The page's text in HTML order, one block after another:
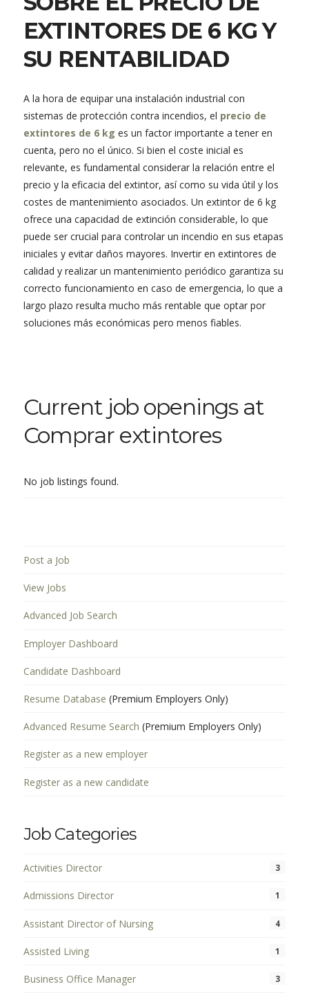
EXTINTORES DE 6 KG Y
SU RENTABILIDAD
A la hora de equipar una instalación industrial con
sistemas de protección contra incendios, el precio de
extintores de 6 kg es un factor importante a tener en
cuenta, pero no el único. Si bien el coste inicial es
relevante, es fundamental considerar la relación entre el
precio y la eficacia del extintor, así como su vida útil y los
costes de mantenimiento asociados. Un extintor de 6 kg
ofrece una capacidad de extinción considerable, lo que
puede ser crucial para controlar un incendio en sus etapas
iniciales y evitar daños mayores. Invertir en extintores de
calidad y realizar un mantenimiento periódico garantiza su
correcto funcionamiento en caso de emergencia, lo que a
largo plazo resulta mucho más rentable que optar por
soluciones más económicas pero menos fiables.
Current job openings at
Comprar extintores
No job listings found.
Post a Job
View Jobs
Advanced Job Search
Employer Dashboard
Candidate Dashboard
Resume Database (Premium Employers Only)
Advanced Resume Search (Premium Employers Only)
Register as a new employer
Register as a new candidate
Job Categories
Activities Director 3
Admissions Director 1
Assistant Director of Nursing 4
Assisted Living 1
Business Office Manager 3